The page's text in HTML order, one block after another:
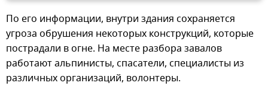
По его информации, внутри здания сохраняется
угроза обрушения некоторых конструкций, которые
пострадали в огне. На месте разбора завалов
работают альпинисты, спасатели, специалисты из
различных организаций, волонтеры.